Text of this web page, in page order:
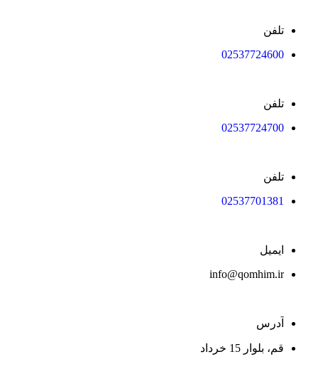
تلفن
02537724600
تلفن
02537724700
تلفن
02537701381
ایمیل
info@qomhim.ir
آدرس
قم، بلوار 15 خرداد